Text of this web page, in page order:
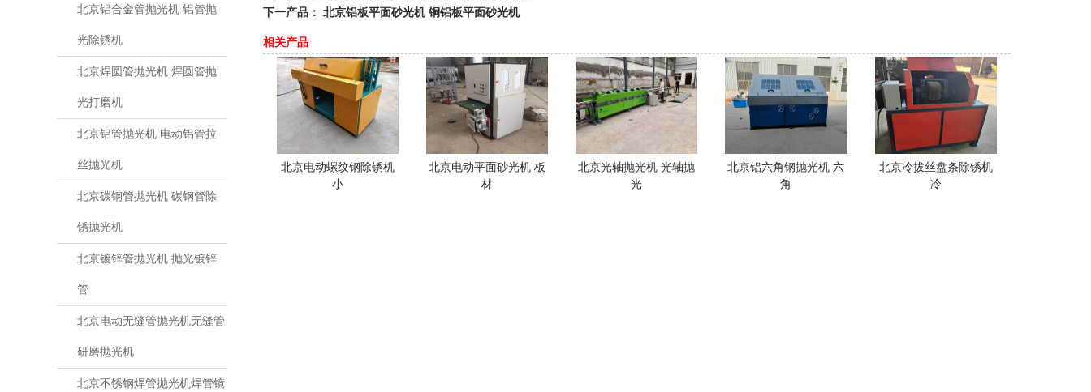
北京铝合金管抛光机 铝管抛
光除锈机
北京焊圆管抛光机 焊圆管抛
光打磨机
北京铝管抛光机 电动铝管拉
丝抛光机
北京碳钢管抛光机 碳钢管除
锈抛光机
北京镀锌管抛光机 抛光镀锌
管
北京电动无缝管抛光机无缝管
研磨抛光机
北京不锈钢焊管抛光机焊管镜
下一产品： 北京铝板平面砂光机 铜铝板平面砂光机
相关产品
北京电动螺纹钢除锈机
小
北京电动平面砂光机 板
材
北京光轴抛光机 光轴抛
光
北京铝六角钢抛光机 六
角
北京冷拔丝盘条除锈机
冷